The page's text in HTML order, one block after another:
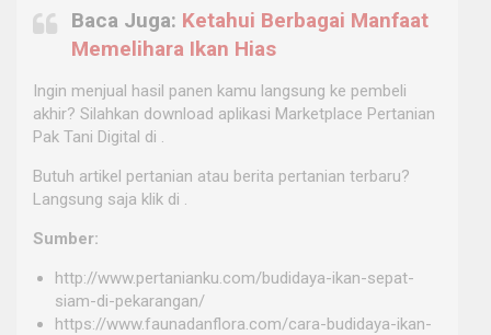
Baca Juga: Ketahui Berbagai Manfaat
Memelihara Ikan Hias
Ingin menjual hasil panen kamu langsung ke pembeli
akhir? Silahkan download aplikasi Marketplace Pertanian
Pak Tani Digital di .
Butuh artikel pertanian atau berita pertanian terbaru?
Langsung saja klik di .
Sumber:
http://www.pertanianku.com/budidaya-ikan-sepat-
siam-di-pekarangan/
https://www.faunadanflora.com/cara-budidaya-ikan-